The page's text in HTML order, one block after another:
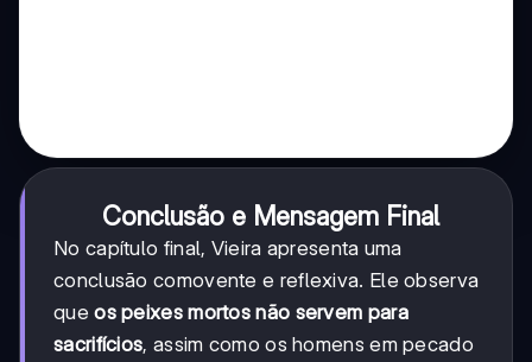
Conclusão e Mensagem Final
No capítulo final, Vieira apresenta uma
conclusão comovente e reflexiva. Ele observa
queos peixes mortos não servem para
sacrifícios, assim como os homens em pecado